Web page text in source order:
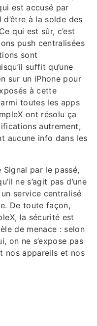
est accusé par
à la solde des
qui est sûr, c’est
push centralisées
sont
suffit qu’une
sur un iPhone pour
à cette
toutes les apps
ont résolu ça
autrement,
aucune info dans les
par le passé,
ne s’agit pas d’une
service centralisé
De toute façon,
la sécurité est
de menace : selon
on ne s’expose pas
nos appareils et nos